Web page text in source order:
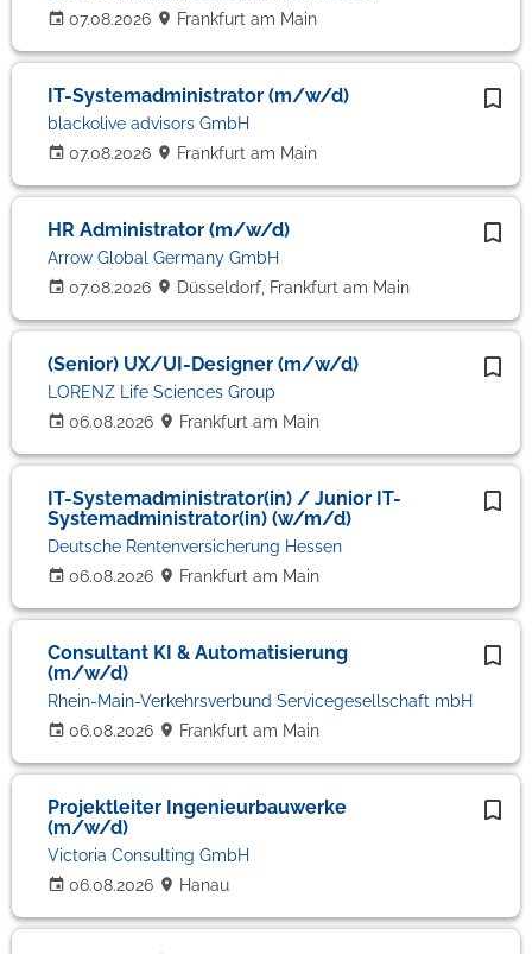
07.08.2026
Frankfurt am Main
IT-Systemadministrator (m/w/d)
07.08.2026
blackolive advisors GmbH
Frankfurt am Main
HR Administrator (m/w/d)
07.08.2026
Arrow Global Germany GmbH
Düsseldorf, Frankfurt am Main
(Senior) UX/UI-Designer (m/w/d)
06.08.2026
LORENZ Life Sciences Group
Frankfurt am Main
IT-Systemadministrator(in) / Junior IT-
Systemadministrator(in) (w/m/d)
06.08.2026
Deutsche Rentenversicherung Hessen
Frankfurt am Main
Consultant KI & Automatisierung
(m/w/d)
06.08.2026
Rhein-Main-Verkehrsverbund Servicegesellschaft mbH
Frankfurt am Main
Projektleiter Ingenieurbauwerke
(m/w/d)
06.08.2026
Victoria Consulting GmbH
Hanau